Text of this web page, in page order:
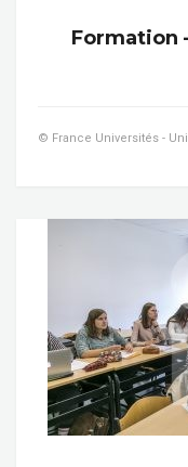
Formation
© France Universités -